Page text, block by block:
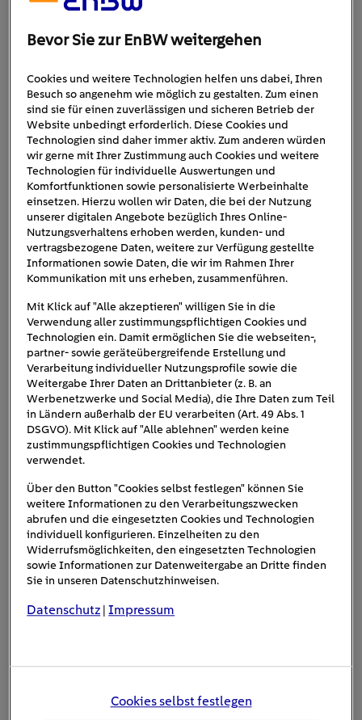
stellt eventuelle Mängel fest.
Mängel im Zuge der Wartung behoben und das
E-Auto wird in den Soll-Zustand versetzt. So
sollen größere Mängel verhindert und das
Fahrzeug instandgehalten werden. Langfristig
erhöht das sowohl die Qualität als auch die
Lebensdauer.
Reparatur: Bei einer Reparatur hingegen werden
vorhandene Schäden behoben.
Ein weiterer Unterschied liegt auch bei denKosten
Während sie bei der Wartung und der Reparatur von den
Inspektionskosten fix, denn hier wird lediglich eine vorab
festgelegte Checkliste abgearbeitet.
Inspektion beim E-Auto: Was wird
gemacht?
Die Inspektion des E-Autos wird immer streng nach den
Angaben des Fahrzeugherstellers durchgeführt. Zu den
typischen Aufgaben zählen beispielsweise folgende
Maßnahmen:
Äußere und innere Sichtprüfung
Prüfung von Reifen, Beleuchtung, Unterboden,
Elektronik, Batterie und Klimaanlage
Eintragung der Inspektion und ggf. der Wartung
ins Serviceheft
bestimmten Zeitraum oder aber eine bestimmte Anzahl
an gefahrenen Kilometern. In jedem Fall sollten Sie Ihr E-
Bevor Sie zur EnBW weitergehen
Cookies und weitere Technologien helfen uns dabei, Ihren
Besuch so angenehm wie möglich zu gestalten. Zum einen
sind sie für einen zuverlässigen und sicheren Betrieb der
Website unbedingt erforderlich. Diese Cookies und
Technologien sind daher immer aktiv. Zum anderen würden
wir gerne mit Ihrer Zustimmung auch Cookies und weitere
Technologien für individuelle Auswertungen und
Komfortfunktionen sowie personalisierte Werbeinhalte
einsetzen. Hierzu wollen wir Daten, die bei der Nutzung
unserer digitalen Angebote bezüglich Ihres Online-
Nutzungsverhaltens erhoben werden, kunden- und
vertragsbezogene Daten, weitere zur Verfügung gestellte
Informationen sowie Daten, die wir im Rahmen Ihrer
Kommunikation mit uns erheben, zusammenführen.
Mit Klick auf "Alle akzeptieren" willigen Sie in die
Verwendung aller zustimmungspflichtigen Cookies und
Technologien ein. Damit ermöglichen Sie die webseiten-,
partner- sowie geräteübergreifende Erstellung und
Verarbeitung individueller Nutzungsprofile sowie die
Weitergabe Ihrer Daten an Drittanbieter (z. B. an
Werbenetzwerke und Social Media), die Ihre Daten zum Teil
in Ländern außerhalb der EU verarbeiten (Art. 49 Abs. 1
DSGVO). Mit Klick auf "Alle ablehnen" werden keine
zustimmungspflichtigen Cookies und Technologien
verwendet.
Über den Button "Cookies selbst festlegen" können Sie
weitere Informationen zu den Verarbeitungszwecken
abrufen und die eingesetzten Cookies und Technologien
individuell konfigurieren. Einzelheiten zu den
Widerrufsmöglichkeiten, den eingesetzten Technologien
sowie Informationen zur Datenweitergabe an Dritte finden
Sie in unseren Datenschutzhinweisen.
Datenschutz |Impressum
Cookies selbst festlegen